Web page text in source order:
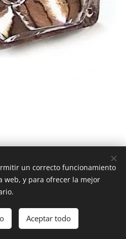
a la cesta
los derechos reservados
Cookies
un correcto funcionamiento
web, y para ofrecer la mejor
Aceptar todo